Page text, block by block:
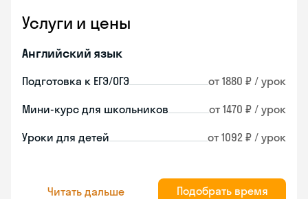
Услуги и цены
Английский язык
Подготовка к ЕГЭ/ОГЭ от 1880 ₽ / урок
Мини-курс для школьников от 1470 ₽ / урок
Уроки для детей от 1092 ₽ / урок
Читать дальше Подобрать время